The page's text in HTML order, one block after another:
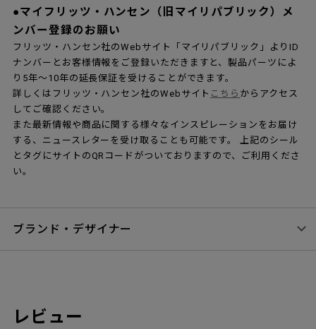
●マイフリッツ・ハンセン（旧マイリパブリック）メ
ンバー登録のお願い
フリッツ・ハンセン社のWebサイト「マイリパブリック」よりID
ナンバーとお客様情報をご登録いただきますと、製品パーツによ
り5年～10年の延長保証を受けることができます。
詳しくはフリッツ・ハンセン社のWebサイト こちら からアクセス
してご確認ください。
また最新情報や商品に関する様々なインスピレーションをお届け
する、ニュースレターを受け取ることも可能です。 上記のシール
とタグにサイトのQRコードがついておりますので、ご利用くださ
い。
ブランド・デザイナー
レビュー